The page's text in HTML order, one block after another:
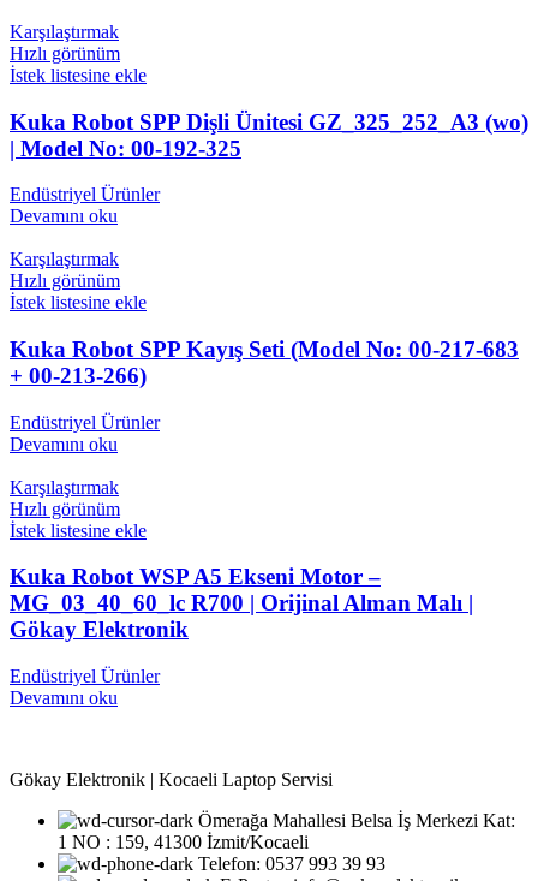
Karşılaştırmak
Hızlı görünüm
İstek listesine ekle
Kuka Robot SPP Dişli Ünitesi GZ_325_252_A3 (wo)
| Model No: 00-192-325
Endüstriyel Ürünler
Devamını oku
Karşılaştırmak
Hızlı görünüm
İstek listesine ekle
Kuka Robot SPP Kayış Seti (Model No: 00-217-683
+ 00-213-266)
Endüstriyel Ürünler
Devamını oku
Karşılaştırmak
Hızlı görünüm
İstek listesine ekle
Kuka Robot WSP A5 Ekseni Motor –
MG_03_40_60_lc R700 | Orijinal Alman Malı |
Gökay Elektronik
Endüstriyel Ürünler
Devamını oku
Gökay Elektronik | Kocaeli Laptop Servisi
Ömerağa Mahallesi Belsa İş Merkezi Kat:
1 NO : 159, 41300 İzmit/Kocaeli
Telefon: 0537 993 39 93